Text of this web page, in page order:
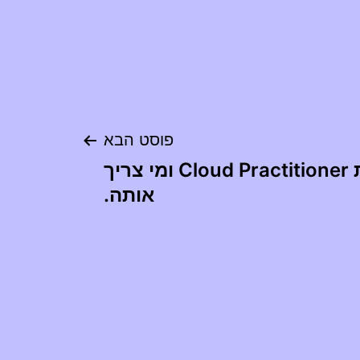
פוסט הבא
מהי הסמכת Cloud Practitioner ומי צריך
אותה.